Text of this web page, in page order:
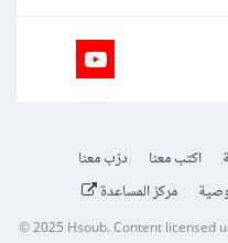
اكتب معنا
درّب معنا
مركز المساعدة
© 2025Hsoub.Content licensed